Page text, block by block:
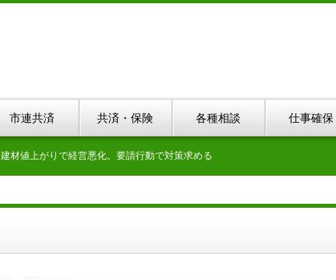
市連共済 共済・保険 各種相談 仕事確保
建材値上がりで経営悪化。要請行動で対策求める